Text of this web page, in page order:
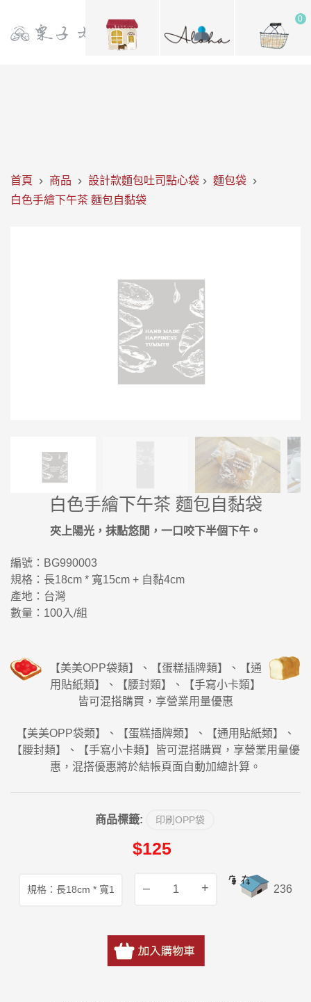
0
首頁 商品 設計款麵包吐司點心袋
麵包袋
白色手繪下午茶 麵包自黏袋
白色手繪下午茶 麵包自黏袋
夾上陽光，抹點悠閒，一口咬下半個下午。
編號：BG990003
規格：長18cm * 寬15cm + 自黏4cm
產地：台灣
數量：100入/組
【美美OPP袋類】、【蛋糕插牌類】、【通
用貼紙類】、【腰封類】、【手寫小卡類】
皆可混搭購買，享營業用量優惠
【美美OPP袋類】、【蛋糕插牌類】、【通用貼紙類】、
【腰封類】、【手寫小卡類】皆可混搭購買，享營業用量優
惠，混搭優惠將於結帳頁面自動加總計算。
商品標籤: 印刷OPP袋
$125
– + 236